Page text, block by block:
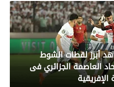
أبرز لقطات الشوط
العاصمة الجزائري فى